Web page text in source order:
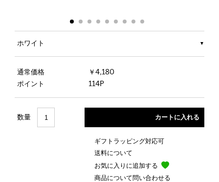
ホワイト
通常価格
￥4,180
ポイント
114P
数量
ギフトラッピング対応可
送料について
お気に入りに追加する
商品について問い合わせる